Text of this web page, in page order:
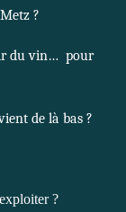
?
du vin… pour
de là bas ?
?